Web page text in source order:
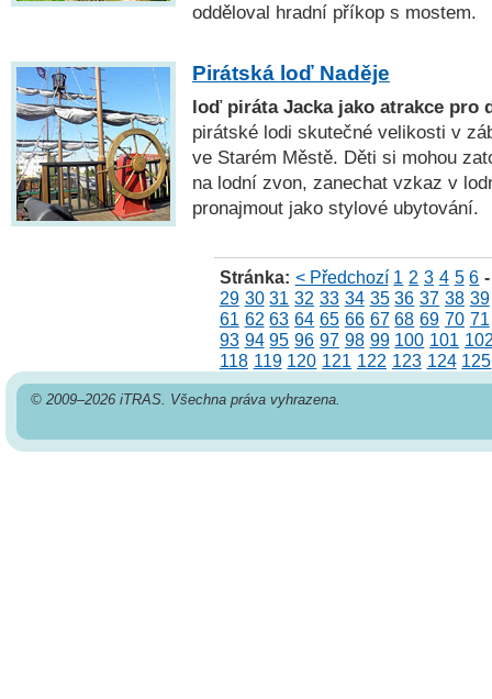
odděloval hradní příkop s mostem.
Pirátská loď Naděje
loď piráta Jacka jako atrakce pro
pirátské lodi skutečné velikosti v
ve Starém Městě. Děti si mohou
na lodní zvon, zanechat vzkaz v
pronajmout jako stylové ubytování.
Stránka: < Předchozí 1 2 3 4 5 6
29 30 31 32 33 34 35 36 37 38 39
61 62 63 64 65 66 67 68 69 70 71
93 94 95 96 97 98 99 100 101
118 119 120 121 122 123 124 125
© 2009–2026 iTRAS. Všechna práva vyhrazena.